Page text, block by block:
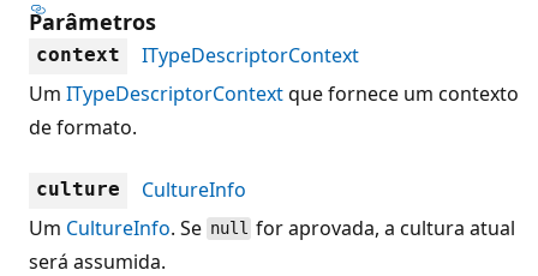
Parâmetros
context
ITypeDescriptorContext
Um ITypeDescriptorContextque fornece um contexto
de formato.
culture
CultureInfo
Um CultureInfo. Se null for aprovada, a cultura atual
será assumida.